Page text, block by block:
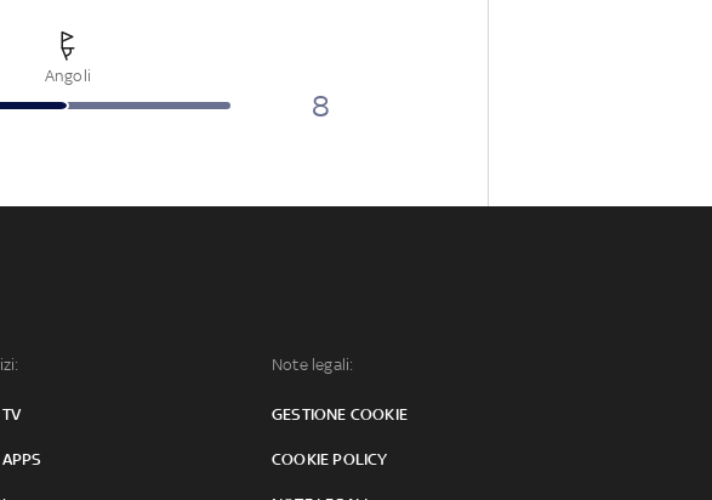
Angoli
8
Note legali:
GESTIONE COOKIE
COOKIE POLICY